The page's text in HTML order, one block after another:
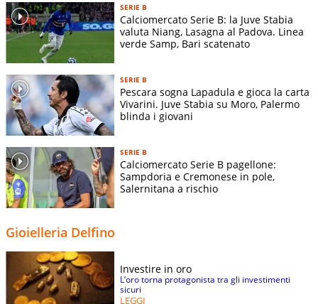
SERIE B
Calciomercato Serie B: la Juve Stabia
valuta Niang, Lasagna al Padova. Linea
verde Samp, Bari scatenato
SERIE B
Pescara sogna Lapadula e gioca la carta
Vivarini. Juve Stabia su Moro, Palermo
blinda i giovani
SERIE B
Calciomercato Serie B pagellone:
Sampdoria e Cremonese in pole,
Salernitana a rischio
Gioielleria Delfino
Investire in oro
L’oro torna protagonista tra gli investimenti
sicuri
LEGGI